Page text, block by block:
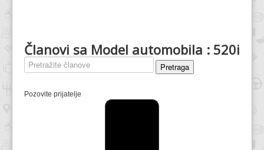
Članovi sa Model automobila : 520i
Pretraga
Pozovite prijatelje